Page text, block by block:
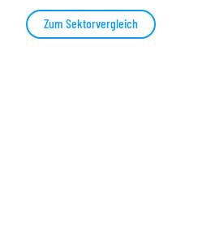
Zum Sektorvergleich